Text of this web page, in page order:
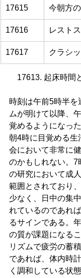
17615 今朝方
17616 レスト
17617 クラシ
17613. 起床時間
時刻は午前5時半を
ムが明けて以降、
覚めるようになっ
朝4時に目覚める生
会において非常に
のかもしれない。7
の研究において成
範囲とされており
少なく、日中の集
れているのであれ
るサインである。
の質が課題になる
リズムで疲労の蓄
であれば、体内時
く調和している状